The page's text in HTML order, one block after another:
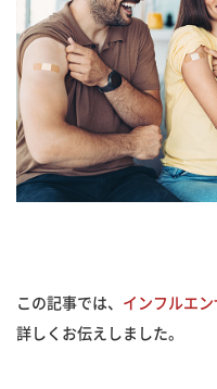
この記事では、 インフルエ
詳しくお伝えしました。